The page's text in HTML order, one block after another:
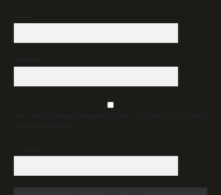
E-Posta*
Web Sitesi
Daha sonraki yorumlarımda kullanılması için adım, e-posta adresim ve site adresim
bu tarayıcıya kaydedilsin.
6 + 2 kaçtır?